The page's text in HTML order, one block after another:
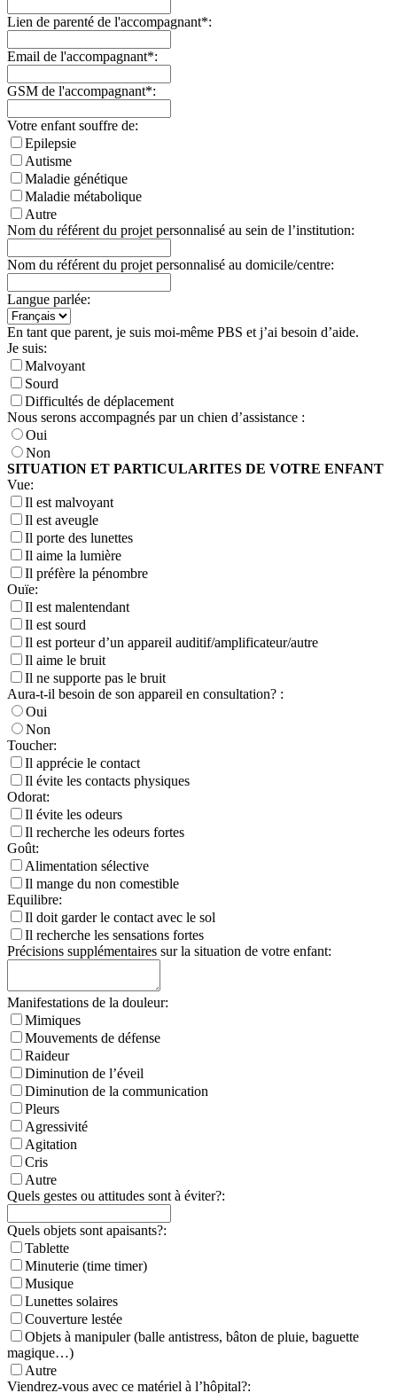
Lien de parenté de l'accompagnant*:
Email de l'accompagnant*:
GSM de l'accompagnant*:
Votre enfant souffre de:
Epilepsie
Autisme
Maladie génétique
Maladie métabolique
Autre
Nom du référent du projet personnalisé au sein de l’institution:
Nom du référent du projet personnalisé au domicile/centre:
Langue parlée:
En tant que parent, je suis moi-même PBS et j’ai besoin d’aide.
Je suis:
Malvoyant
Sourd
Difficultés de déplacement
Nous serons accompagnés par un chien d’assistance :
Oui
Non
SITUATION ET PARTICULARITES DE VOTRE ENFANT
Vue:
Il est malvoyant
Il est aveugle
Il porte des lunettes
Il aime la lumière
Il préfère la pénombre
Ouïe:
Il est malentendant
Il est sourd
Il est porteur d’un appareil auditif/amplificateur/autre
Il aime le bruit
Il ne supporte pas le bruit
Aura-t-il besoin de son appareil en consultation? :
Oui
Non
Toucher:
Il apprécie le contact
Il évite les contacts physiques
Odorat:
Il évite les odeurs
Il recherche les odeurs fortes
Goût:
Alimentation sélective
Il mange du non comestible
Equilibre:
Il doit garder le contact avec le sol
Il recherche les sensations fortes
Précisions supplémentaires sur la situation de votre enfant:
Manifestations de la douleur:
Mimiques
Mouvements de défense
Raideur
Diminution de l’éveil
Diminution de la communication
Pleurs
Agressivité
Agitation
Cris
Autre
Quels gestes ou attitudes sont à éviter?:
Quels objets sont apaisants?:
Tablette
Minuterie (time timer)
Musique
Lunettes solaires
Couverture lestée
Objets à manipuler (balle antistress, bâton de pluie, baguette
magique…)
Autre
Viendrez-vous avec ce matériel à l’hôpital?: